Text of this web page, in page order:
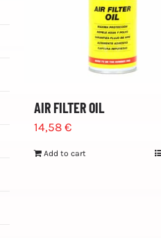
AIR FILTER OIL
14,58 €
Add to cart